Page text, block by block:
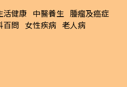
活健康 中醫養生 腫瘤及癌症
百問 女性疾病 老人病